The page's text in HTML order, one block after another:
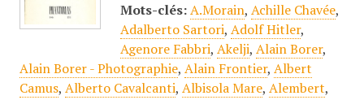
Mots-clés: A.Morain, Achille Chavée,
Adalberto Sartori, Adolf Hitler,
Agenore Fabbri, Akelji, Alain Borer,
Alain Borer - Photographie, Alain Frontier, Albert
Camus, Alberto Cavalcanti, Albisola Mare, Alembert,